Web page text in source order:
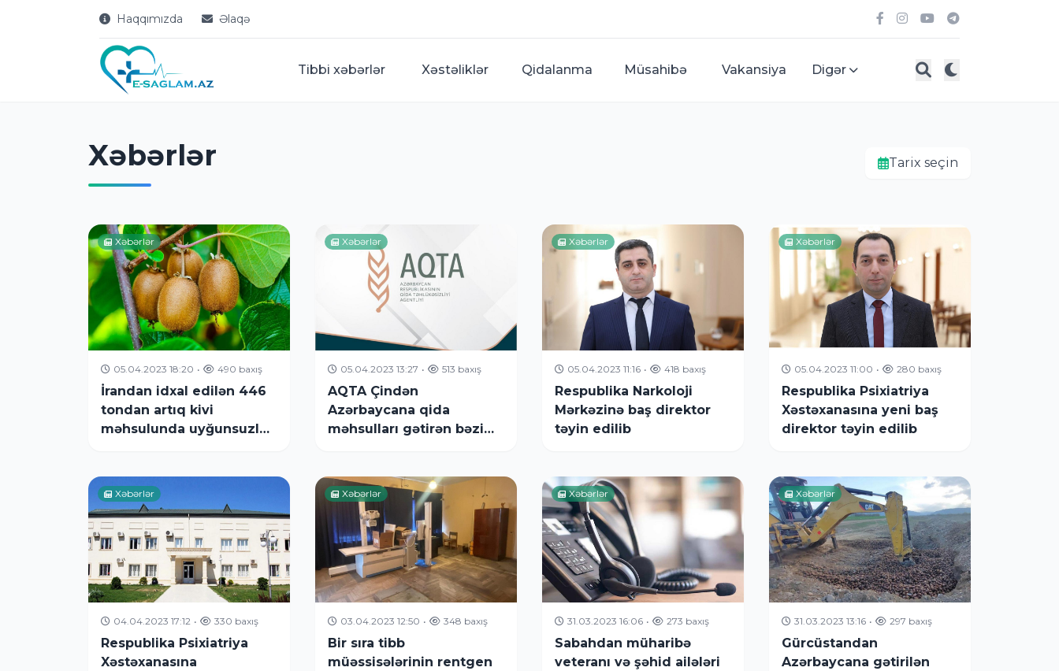
Haqqımızda Əlaqə
Tibbi xəbərlər Xəstəliklər Qidalanma Müsahibə Vakansiya Digər
Xəbərlər Tarix seçin
Xəbərlər
05.04.2023 18:20 • 490 baxış
İrandan idxal edilən 446
tondan artıq kivi
məhsulunda uyğunsuzluq
Xəbərlər
05.04.2023 13:27 • 513 baxış
AQTA Çindən
Azərbaycana qida
məhsulları gətirən bəzi
Xəbərlər
05.04.2023 11:16 • 418 baxış
Respublika Narkoloji
Mərkəzinə baş direktor
təyin edilib
Xəbərlər
05.04.2023 11:00 • 280 baxış
Respublika Psixiatriya
Xəstəxanasına yeni baş
direktor təyin edilib
Xəbərlər
04.04.2023 17:12 • 330 baxış
Respublika Psixiatriya
Xəstəxanasına
Xəbərlər
03.04.2023 12:50 • 348 baxış
Bir sıra tibb
müəssisələrinin rentgen
Xəbərlər
31.03.2023 16:06 • 273 baxış
Sabahdan müharibə
veteranı və şəhid ailələri
Xəbərlər
31.03.2023 13:16 • 297 baxış
Gürcüstandan
Azərbaycana gətirilən